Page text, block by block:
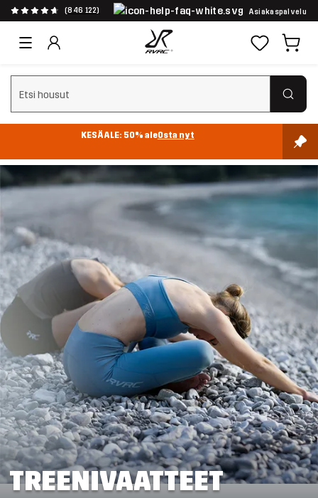
(846 122) Asiakaspalvelu
Tyhjennä haku
KESÄALE: 50% aleOsta nyt
TREENIVAATTEET